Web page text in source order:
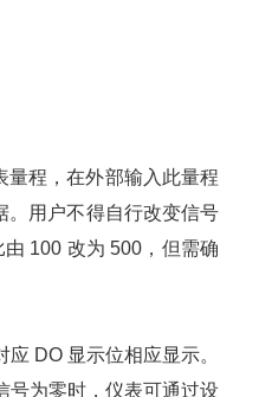
量程，在外部输入此量程
。用户不得自行改变信号
100 改为 500，但需确
DO 显示位相应显示。
号为零时，仪表可通过设